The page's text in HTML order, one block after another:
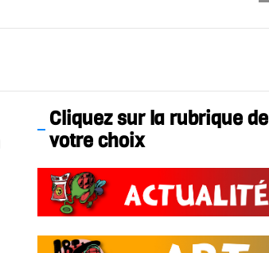
Cliquez sur la rubrique de
votre choix